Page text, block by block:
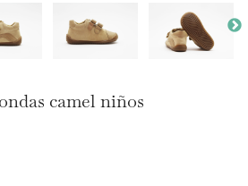
camel niños